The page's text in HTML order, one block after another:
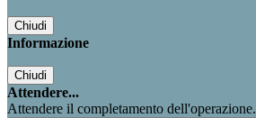
Chiudi
Informazione
Chiudi
Attendere...
Attendere il completamento